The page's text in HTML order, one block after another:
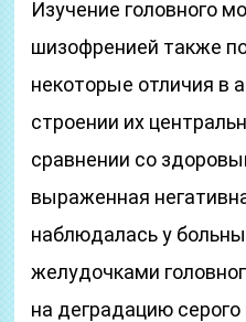
Изучение головного
шизофренией также
некоторые отличия в
строении их
сравнении со
выраженная
наблюдалась у
желудочками
на деградацию